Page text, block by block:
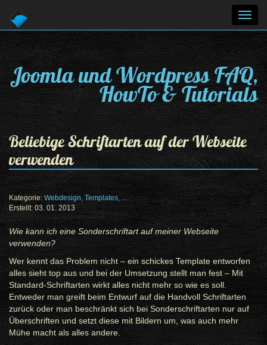
Joomla und Wordpress FAQ,
HowTo & Tutorials
Beliebige Schriftarten auf der Webseite
verwenden
Kategorie:Webdesign, Templates, ...
Erstellt: 03. 01. 2013
Wie kann ich eine Sonderschriftart auf meiner Webseite
verwenden?
Wer kennt das Problem nicht – ein schickes Template entworfen
alles sieht top aus und bei der Umsetzung stellt man fest – Mit
Standard-Schriftarten wirkt alles nicht mehr so wie es soll.
Entweder man greift beim Entwurf auf die Handvoll Schriftarten
zurück oder man beschränkt sich bei Sonderschriftarten nur auf
Überschriften und setzt diese mit Bildern um, was auch mehr
Mühe macht als alles andere.